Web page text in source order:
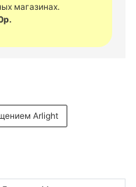
магазинах.
Arlight